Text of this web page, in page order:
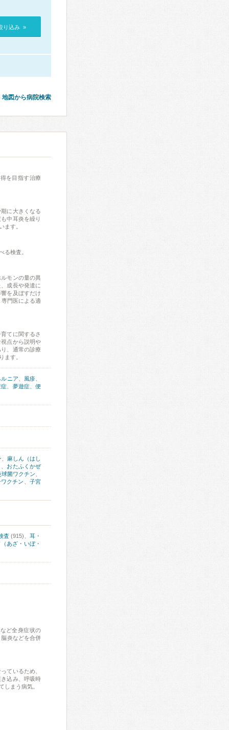
り込み »
地図から病院検索
を目指す治療
に大きくなる
中耳炎を繰り
ます。
る検査。
モンの量の異
成長や発達に
を及ぼすだけ
門医による適
てに関するさ
点から説明や
、通常の診療
ます。
ルニア 風疹
症
夢遊症、便
麻しん（はし
おたふくかぜ
菌ワクチン
クチン
子宮
査(915)、 耳・
あざ・いぼ・
ど全身症状の
炎などを合併
ているため、
込み、呼吸時
しまう病気。